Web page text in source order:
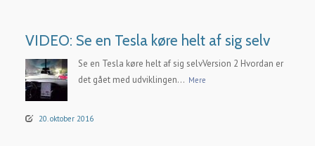
VIDEO: Se en Tesla køre helt af sig selv
Se en Tesla køre helt af sig selvVersion 2 Hvordan er
det gået med udviklingen... Mere
20. oktober 2016